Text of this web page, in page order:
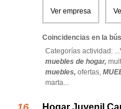
Ver empresa
Coincidencias en la
Categorías actividad: ...
muebles de hogar,
muebles, ofertas,
marta...
Hogar Juvenil